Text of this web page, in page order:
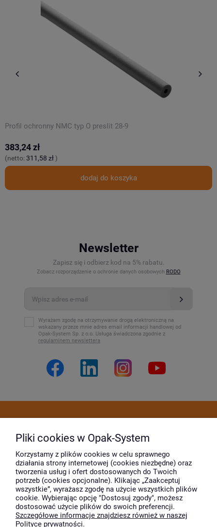
Profil ochronny NMC typ O preslit 28-9
383,24 zł
(netto:311,58 zł)
dodaj do koszyka
Newsletter
Zapisz się i odbierz kod na 5% rabatu.
Zobacz rozporządzenie o ochronie danych osobowych RODO
Wyrażam zgodę na otrzymywanie drogą elektroniczną na
wskazany przeze mnie adres email informacji handlowej od
Opak-System Sp. z o.o. Usługa świadczona zgodnie z
regulaminem newslettera
Moje konto
O firmie
Wyróżnili nas
Pliki cookies w Opak-System
Korzystamy z plików cookies w celu sprawnego
działania strony internetowej (cookies niezbędne) oraz
tworzenia usług i ofert dostosowanych do Twoich
potrzeb (cookies opcjonalne). Klikając „Zaakceptuj
wszystkie”, wyrażasz zgodę na użycie wszystkich plików
cookie. Wybierając opcję "Dostosuj zgody", możesz
dostosować użycie plików do swoich preferencji.
Szczegółowe informacje znajdziesz również w naszej
Polityce prywatności.